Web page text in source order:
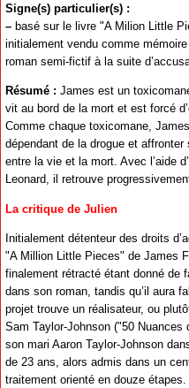
Signe(s) particulier(s) :
– basé sur le livre "A Milion Little
initialement vendu comme
roman semi-fictif à la suite
Résumé : James est un
vit au bord de la mort et est forcé
Comme chaque toxicomane,
dépendant de la drogue et
entre la vie et la mort. Avec l’aide
Leonard, il retrouve
La critique de Julien
Initialement détenteur des droits
"A Million Little Pieces" de James
finalement rétracté étant donné de
dans son roman, tandis qu’il aura
projet trouve un réalisateur, ou
Sam Taylor-Johnson ("50 Nuances
son mari Aaron Taylor-Johnson
de 23 ans, alors admis dans un
traitement orienté en douze étapes.